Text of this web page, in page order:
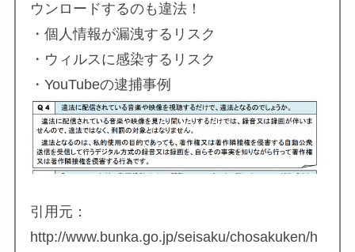
ウンロードするのも違法！
・個人情報が漏洩するリスク
・ウィルスに感染するリスク
・YouTubeの逮捕事例
引用元：
http://www.bunka.go.jp/seisaku/chosakuken/h